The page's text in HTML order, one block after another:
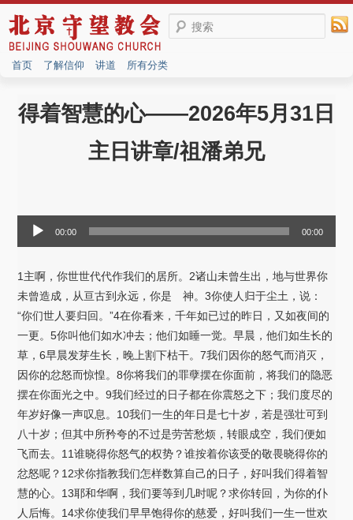
搜索
首页 了解信仰 讲道 所有分类
得着智慧的心——2026年5月31日
主日讲章/祖潘弟兄
放
器
00:00 00:00
1主啊，你世世代代作我们的居所。2诸山未曾生出，地与世界你
未曾造成，从亘古到永远，你是 神。3你使人归于尘土，说：
“你们世人要归回。”4在你看来，千年如已过的昨日，又如夜间的
一更。5你叫他们如水冲去；他们如睡一觉。早晨，他们如生长的
草，6早晨发芽生长，晚上割下枯干。7我们因你的怒气而消灭，
因你的忿怒而惊惶。8你将我们的罪孽摆在你面前，将我们的隐恶
摆在你面光之中。9我们经过的日子都在你震怒之下；我们度尽的
年岁好像一声叹息。10我们一生的年日是七十岁，若是强壮可到
八十岁；但其中所矜夸的不过是劳苦愁烦，转眼成空，我们便如
飞而去。11谁晓得你怒气的权势？谁按着你该受的敬畏晓得你的
忿怒呢？12求你指教我们怎样数算自己的日子，好叫我们得着智
慧的心。13耶和华啊，我们要等到几时呢？求你转回，为你的仆
人后悔。14求你使我们早早饱得你的慈爱，好叫我们一生一世欢